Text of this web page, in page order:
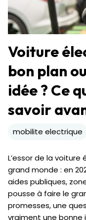
Voiture
bon plan
idée ? Ce
savoir
mobilite electrique
L’essor de la
grand monde : en
aides publiques,
pousse à faire le
promesses, une
vraiment une bonne